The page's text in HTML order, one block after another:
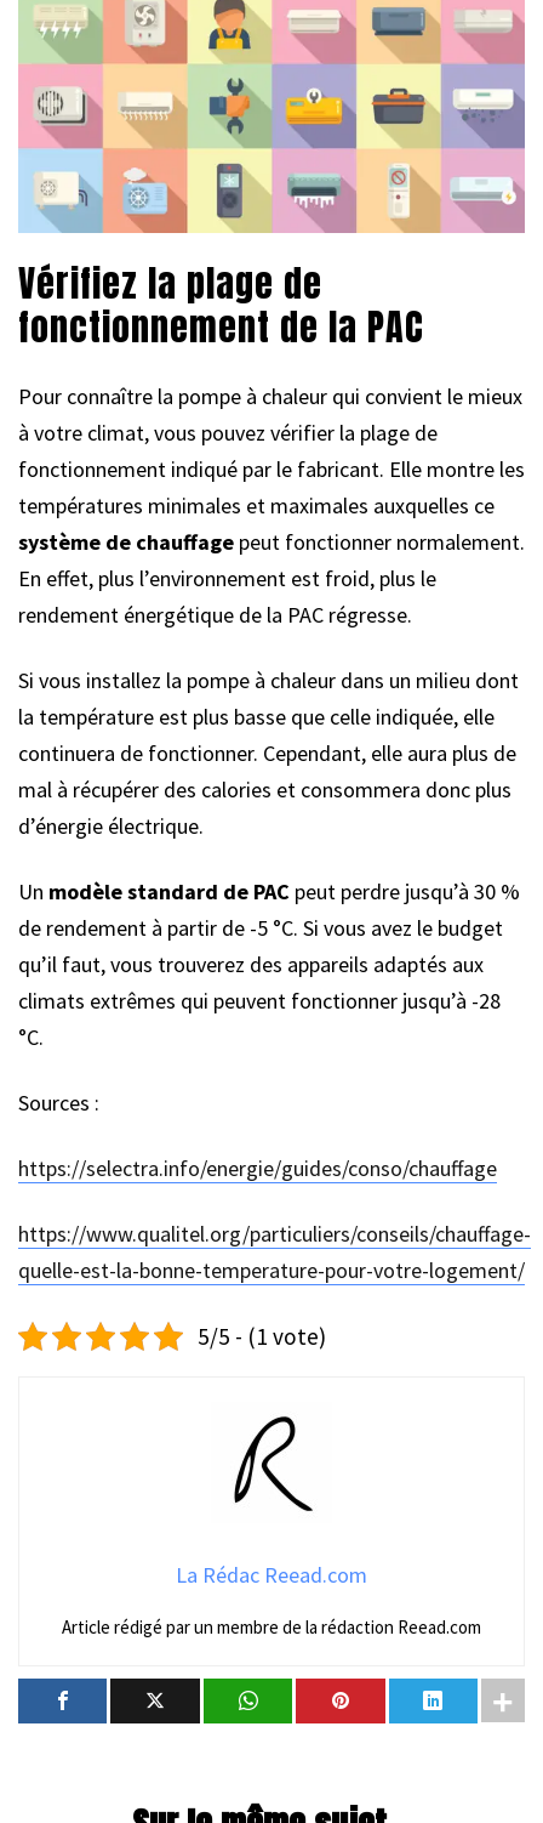
Vérifiez la plage de
fonctionnement de la PAC
Pour connaître la pompe à chaleur qui convient le mieux
à votre climat, vous pouvez vérifier la plage de
fonctionnement indiqué par le fabricant. Elle montre les
températures minimales et maximales auxquelles ce
système de chauffage peut fonctionner normalement.
En effet, plus l’environnement est froid, plus le
rendement énergétique de la PAC régresse.
Si vous installez la pompe à chaleur dans un milieu dont
la température est plus basse que celle indiquée, elle
continuera de fonctionner. Cependant, elle aura plus de
mal à récupérer des calories et consommera donc plus
d’énergie électrique.
Un modèle standard de PAC peut perdre jusqu’à 30 %
de rendement à partir de -5 °C. Si vous avez le budget
qu’il faut, vous trouverez des appareils adaptés aux
climats extrêmes qui peuvent fonctionner jusqu’à -28
°C.
Sources :
https://selectra.info/energie/guides/conso/chauffage
https://www.qualitel.org/particuliers/conseils/chauffage-
quelle-est-la-bonne-temperature-pour-votre-logement/
5/5 - (1 vote)
La Rédac Reead.com
Article rédigé par un membre de la rédaction Reead.com